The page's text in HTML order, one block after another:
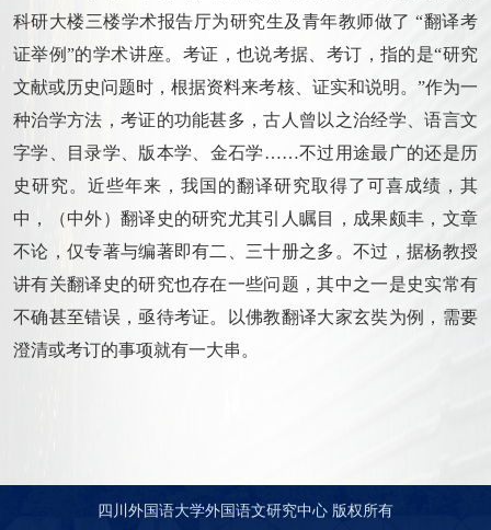
科研大楼三楼学术报告厅为研究生及青年教师做了 “翻译考
证举例”的学术讲座。考证，也说考据、考订，指的是“研究
文献或历史问题时，根据资料来考核、证实和说明。”作为一
种治学方法，考证的功能甚多，古人曾以之治经学、语言文
字学、目录学、版本学、金石学……不过用途最广的还是历
史研究。近些年来，我国的翻译研究取得了可喜成绩，其
中，（中外）翻译史的研究尤其引人瞩目，成果颇丰，文章
不论，仅专著与编著即有二、三十册之多。不过，据杨教授
讲有关翻译史的研究也存在一些问题，其中之一是史实常有
不确甚至错误，亟待考证。以佛教翻译大家玄奘为例，需要
澄清或考订的事项就有一大串。
四川外国语大学外国语文研究中心 版权所有